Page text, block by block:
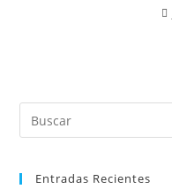
Entradas Recientes